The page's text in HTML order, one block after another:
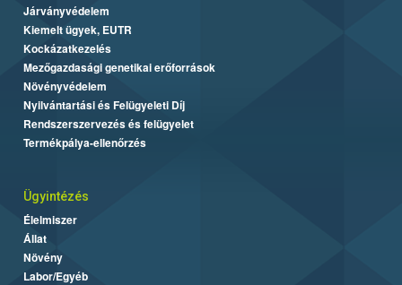
Járványvédelem
Kiemelt ügyek, EUTR
Kockázatkezelés
Mezőgazdasági genetikai erőforrások
Növényvédelem
Nyilvántartási és Felügyeleti Díj
Rendszerszervezés és felügyelet
Termékpálya-ellenőrzés
Ügyintézés
Élelmiszer
Állat
Növény
Labor/Egyéb